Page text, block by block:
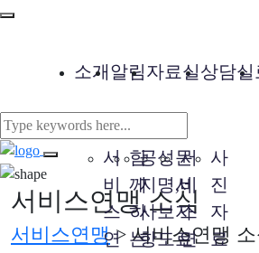
소개
서
비
스
연
함
께
하
는
알림
공
지
사
항
성
명,
보
도
서
비
스
연
자료실
문
서
자
료
사
진
자
료
상담실
서비스연맹 소식
서비스연맹>서비스연맹 소